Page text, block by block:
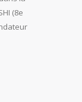
(8e